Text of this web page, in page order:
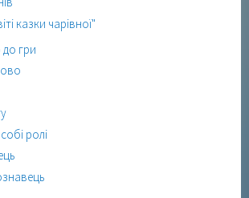
казки чарівної"
гри
ролі